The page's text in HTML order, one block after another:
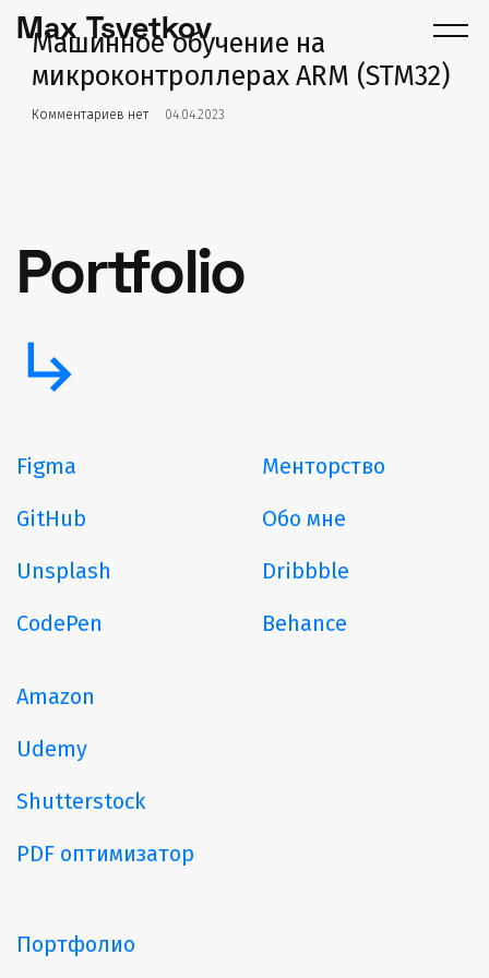
Max Tsvetkov
Машинное обучение на
микроконтроллерах ARM (STM32)
Комментариев нет 04.04.2023
Portfolio
subdirectory_arrow_right
Figma
GitHub
Unsplash
CodePen
Менторство
Обо мне
Dribbble
Behance
Amazon
Udemy
Shutterstock
PDF оптимизатор
Портфолио